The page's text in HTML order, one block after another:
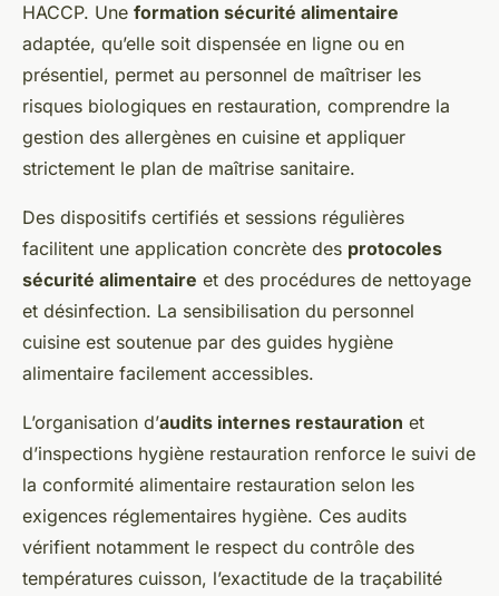
HACCP. Une formation sécurité alimentaire
adaptée, qu’elle soit dispensée en ligne ou en
présentiel, permet au personnel de maîtriser les
risques biologiques en restauration, comprendre la
gestion des allergènes en cuisine et appliquer
strictement le plan de maîtrise sanitaire.
Des dispositifs certifiés et sessions régulières
facilitent une application concrète des protocoles
sécurité alimentaire et des procédures de nettoyage
et désinfection. La sensibilisation du personnel
cuisine est soutenue par des guides hygiène
alimentaire facilement accessibles.
L’organisation d’audits internes restauration et
d’inspections hygiène restauration renforce le suivi de
la conformité alimentaire restauration selon les
exigences réglementaires hygiène. Ces audits
vérifient notamment le respect du contrôle des
températures cuisson, l’exactitude de la traçabilité